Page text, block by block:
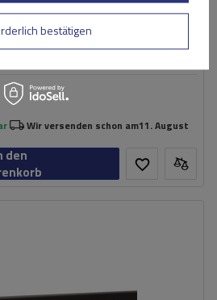
Aluminium-Dachgepäckträger
Wir versenden schon am11. August
den
bestätigen